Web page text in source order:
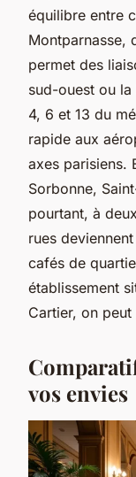
équilibre entre
Montparnasse,
permet des
sud-ouest ou
4, 6 et 13 du
rapide aux
axes parisiens.
Sorbonne,
pourtant, à
rues
cafés de
établissement
Cartier, on peut
vos envies